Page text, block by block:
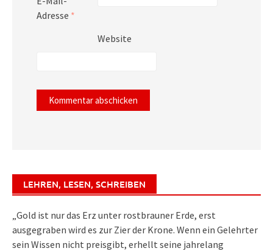
Adresse *
Website
LEHREN, LESEN, SCHREIBEN
„Gold ist nur das Erz unter rostbrauner Erde, erst
ausgegraben wird es zur Zier der Krone. Wenn ein Gelehrter
sein Wissen nicht preisgibt, erhellt seine jahrelang